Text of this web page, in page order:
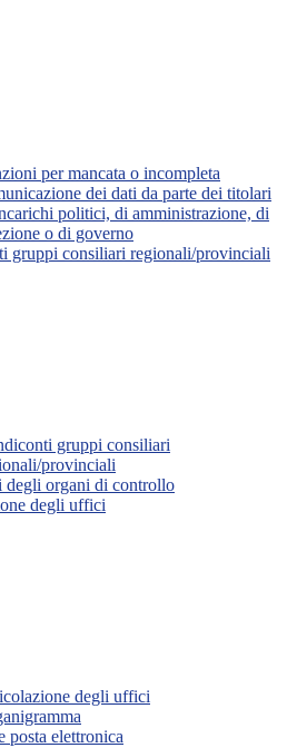
per mancata o incompleta
dei dati da parte dei titolari
politici, di amministrazione, di
o di governo
gruppi consiliari regionali/provinciali
gruppi consiliari
provinciali
degli organi di controllo
degli uffici
degli uffici
posta elettronica